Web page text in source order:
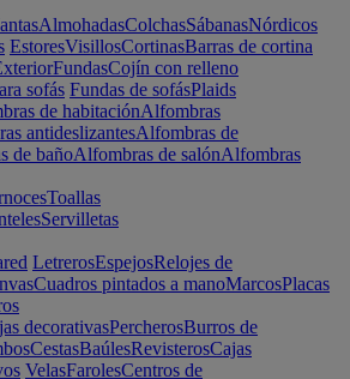
AlmohadasColchasSábanasNórdicos
EstoresVisillosCortinasBarras de cortina
FundasCojín con relleno
sofás Fundas de sofásPlaids
de habitaciónAlfombras
antideslizantesAlfombras de
de bañoAlfombras de salónAlfombras
Toallas
Servilletas
LetrerosEspejosRelojes de
Cuadros pintados a manoMarcosPlacas
decorativasPercherosBurros de
CestasBaúlesRevisterosCajas
VelasFarolesCentros de